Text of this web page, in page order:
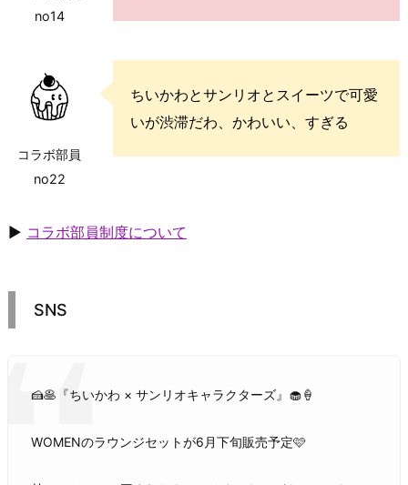
no14
コラボ部員
no22
ちいかわとサンリオとスイーツで可愛
いが渋滞だわ、かわいい、すぎる
▶ コラボ部員制度について
SNS
🍰🥞『ちいかわ × サンリオキャラクターズ』🧁🍦
WOMENのラウンジセットが6月下旬販売予定🩷